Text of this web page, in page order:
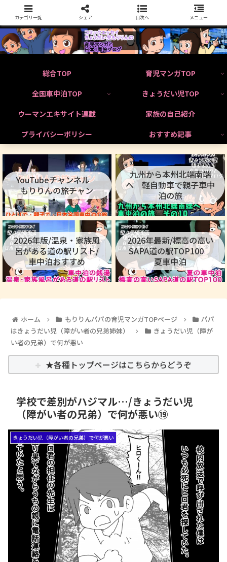
総合TOP
育児マンガTOP
全国車中泊TOP
きょうだい児TOP
ウーマンエキサイト連載
家族の自己紹介
プライバシーポリシー
おすすめ記事
YouTubeチャンネル
もりりんの旅チャン
九州から本州北端南端
へ 軽自動車で親子車中
泊の旅
2026年版/温泉・家族風
呂がある道の駅リスト/
車中泊おすすめ
2026年最新/標高の高い
SAPA道の駅TOP100
夏車中泊
ホーム もりりんパパの育児マンガTOPページ
パパ
はきょうだい児（障がい者の兄弟姉妹）
きょうだい児（障が
い者の兄弟）で何が悪い
★各種トップページはこちらからどうぞ
学校で差別がハジマル…/きょうだい児
（障がい者の兄弟）で何が悪い⑲
きょうだい児（障がい者の兄弟）で何が悪い
カテゴリ一覧 シェア 目次へ メニュー